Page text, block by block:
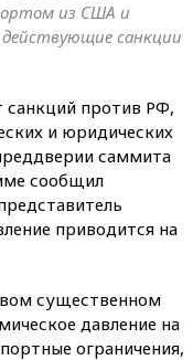
из США и
санкции
санкций против РФ,
и юридических
саммита
сообщил
приводится на
существенном
давление на
ограничения,